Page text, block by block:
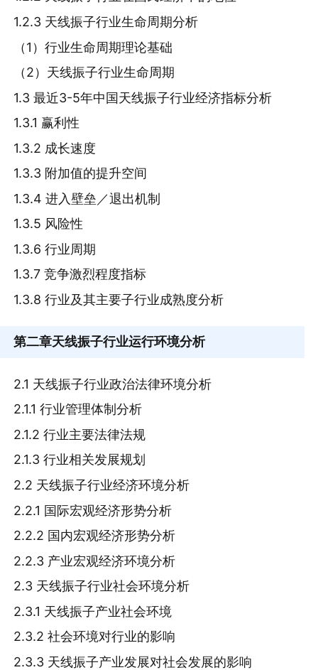
1.2.3 天线振子行业生命周期分析
（1）行业生命周期理论基础
（2）天线振子行业生命周期
1.3 最近3-5年中国天线振子行业经济指标分析
1.3.1 赢利性
1.3.2 成长速度
1.3.3 附加值的提升空间
1.3.4 进入壁垒／退出机制
1.3.5 风险性
1.3.6 行业周期
1.3.7 竞争激烈程度指标
1.3.8 行业及其主要子行业成熟度分析
第二章天线振子行业运行环境分析
2.1 天线振子行业政治法律环境分析
2.1.1 行业管理体制分析
2.1.2 行业主要法律法规
2.1.3 行业相关发展规划
2.2 天线振子行业经济环境分析
2.2.1 国际宏观经济形势分析
2.2.2 国内宏观经济形势分析
2.2.3 产业宏观经济环境分析
2.3 天线振子行业社会环境分析
2.3.1 天线振子产业社会环境
2.3.2 社会环境对行业的影响
2.3.3 天线振子产业发展对社会发展的影响